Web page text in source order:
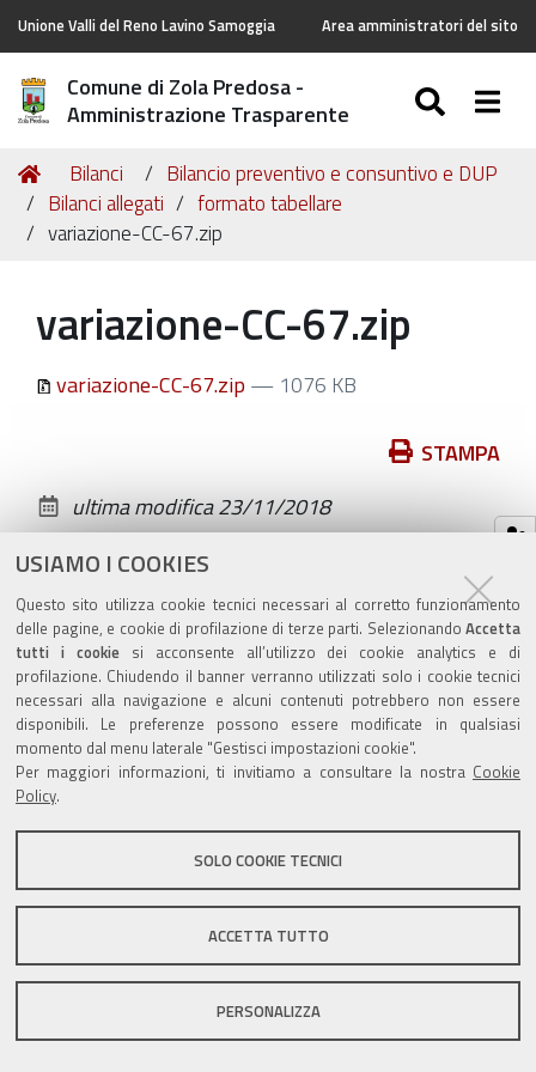
USIAMO I COOKIES
Questo sito utilizza cookie tecnici necessari al corretto funzionamento
delle pagine, e cookie di profilazione di terze parti. Selezionando Accetta
tutti i cookiesi acconsente all’utilizzo dei cookie analytics e di
profilazione. Chiudendo il banner verranno utilizzati solo i cookie tecnici
necessari alla navigazione e alcuni contenuti potrebbero non essere
disponibili. Le preferenze possono essere modificate in qualsiasi
momento dal menu laterale "Gestisci impostazioni cookie".
Per maggiori informazioni, ti invitiamo a consultare la nostra Cookie
Policy.
SOLO COOKIE TECNICI
ACCETTA TUTTO
PERSONALIZZA
Unione Valli del Reno Lavino Samoggia Area amministratori del sito
Comune di Zola Predosa -
Amministrazione Trasparente
Tu
sei
qui:
Home
Bilanci
Bilancio preventivo e consuntivo e DUP
Bilanci allegati
formato tabellare
variazione-CC-67.zip
variazione-CC-67.zip
variazione-CC-67.zip — 1076 KB
documento
STAMPA
ultima modifica23/11/2018
Valuta questo sito
Sito istituzionale Comune di Zola Predosa
DPO|Accessibilità